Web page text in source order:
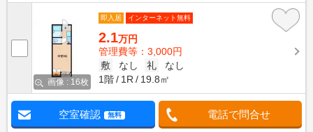
画像 : 16枚
即入居 インターネット無料
2.1万円
管理費等：3,000円
敷
なし 礼
なし
1階
1R 19.8㎡
空室確認 無料 電話で問合せ